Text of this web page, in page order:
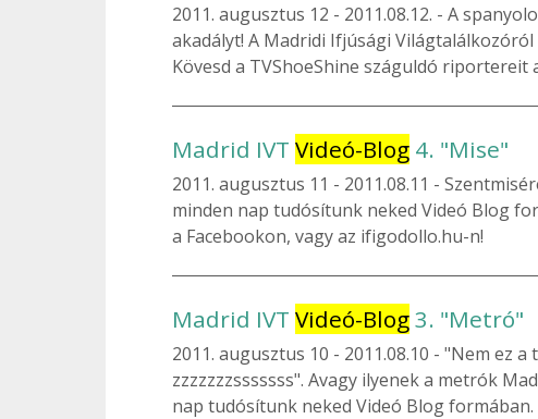
2011. augusztus 12
2011.08.12. - A
akadályt! A Madridi Ifjúsági
Kövesd a TVShoeShine száguldó riportereit
Madrid IVT Videó-Blog 4. "Mise"
2011. augusztus 11
2011.08.11 -
minden nap tudósítunk neked Videó Blog
a Facebookon, vagy az ifigodollo.hu-n!
Madrid IVT Videó-Blog3. "Metró"
2011. augusztus 10
2011.08.10 - "Nem ez
zzzzzzzsssssss". Avagy ilyenek a metrók
nap tudósítunk neked Videó Blog